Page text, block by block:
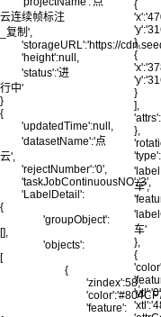
云连续帧标注
_复制',
'storageURL':'https://
'height':null,
'status':'进
行中'
}
{
'updatedTime':null,
'datasetName':'点
云',
'rejectNumber':'0',
'taskJobContinuousNO':'3',
'LabelDetail':
{
'groupObject':
[],
'objects':
[
{
'zindex':58,
'feature':
{
},
{
}
],
},
车',
车'
},
{